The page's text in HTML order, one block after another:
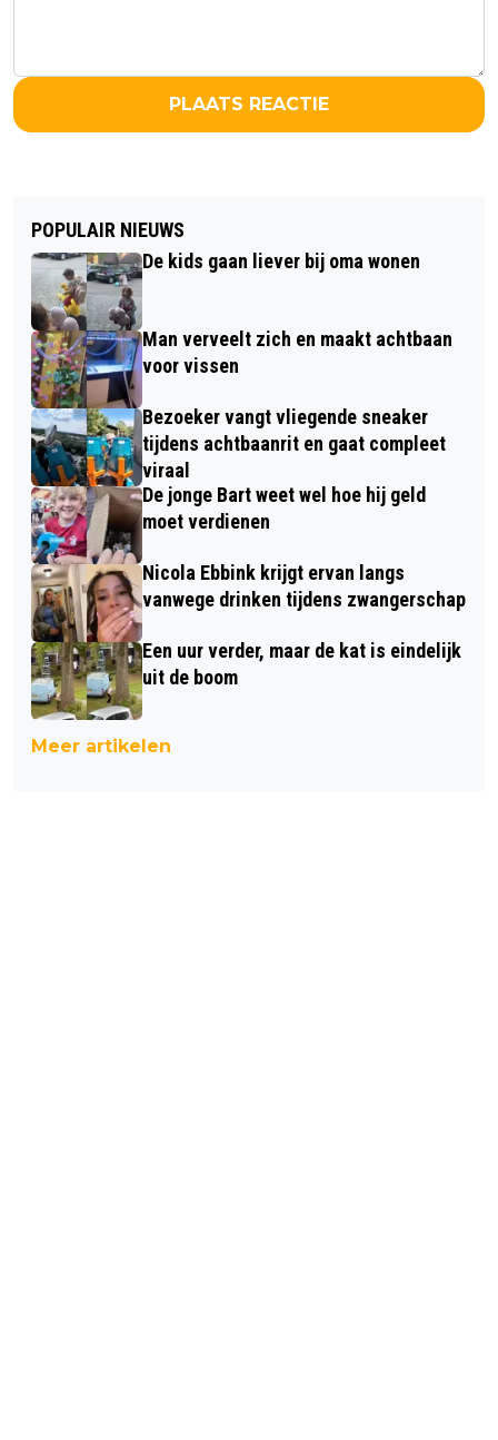
PLAATS REACTIE
POPULAIR NIEUWS
De kids gaan liever bij oma wonen
Man verveelt zich en maakt achtbaan
voor vissen
Bezoeker vangt vliegende sneaker
tijdens achtbaanrit en gaat compleet
viraal
De jonge Bart weet wel hoe hij geld
moet verdienen
Nicola Ebbink krijgt ervan langs
vanwege drinken tijdens zwangerschap
Een uur verder, maar de kat is eindelijk
uit de boom
Meer artikelen